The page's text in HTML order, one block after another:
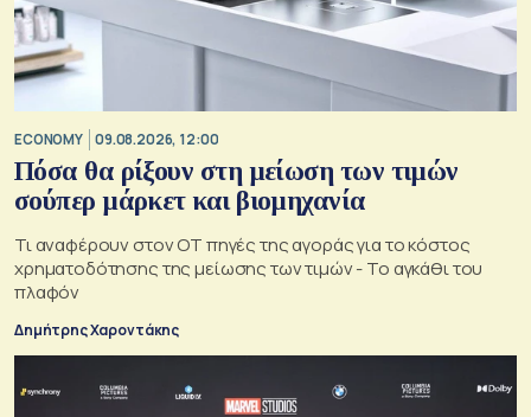
ECONOMY 09.08.2026, 12:00
Πόσα θα ρίξουν στη μείωση των τιμών
σούπερ μάρκετ και βιομηχανία
Τι αναφέρουν στον ΟΤ πηγές της αγοράς για το κόστος
χρηματοδότησης της μείωσης των τιμών - Το αγκάθι του
πλαφόν
Δημήτρης Χαροντάκης